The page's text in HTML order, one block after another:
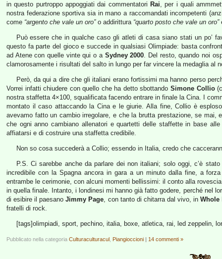
in questo purtroppo appoggiati dai commentatori Rai, per i quali
nostra federazione sportiva sia in mano a raccomandati incompetenti
come “argento che vale un oro”o addirittura “quarto posto che vale un oro”
Può essere che in qualche caso gli atleti di casa siano stati un po’
questo fa parte del gioco e succede in qualsiasi Olimpiade: basta
ad Atene con quelle vinte qui o a Sydney 2000. Del resto, quando noi
clamorosamente i risultati del salto in lungo per far vincere la medaglia al
Però, da qui a dire che gli italiani erano fortissimi ma hanno perso
Vorrei infatti chiudere con quello che ha detto sbottando Simone Collio
nostra staffetta 4×100, squalificata facendo entrare in finale la Cina. I
montato il caso attaccando la Cina e le giurie. Alla fine, Collio è
avevamo fatto un cambio irregolare, e che la brutta prestazione, se mai,
che ogni anno cambiano allenatori e quartetti delle staffette in base
affiatarsi e di costruire una staffetta credibile.
Non so cosa succederà a Collio; essendo in Italia, credo che
P.S. Ci sarebbe anche da parlare dei non italiani; solo oggi, c’è
incredibile con la Spagna ancora in gara a un minuto dalla fine, a
entrambe le cerimonie, con alcuni momenti bellissimi: il conto alla
in quella finale. Intanto, i londinesi mi hanno già fatto godere, perché nel
di esibire il paesanoJimmy Page, con tanto di chitarra dal vivo, inWhole
fratelli di rock.
[tags]olimpiadi, sport, pechino, italia, boxe, atletica, rai, led zeppelin,
Pubblicato nella categoria Culturaculturacul Piangioccioni | 14 commenti »